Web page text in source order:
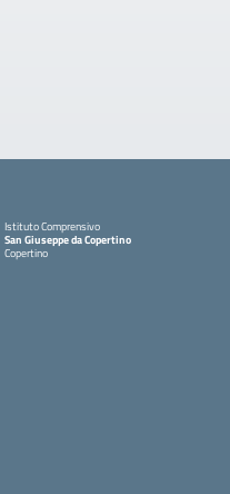
Istituto Comprensivo
San Giuseppe da Copertino
Copertino
— Visita la pagina iniziale della scuola